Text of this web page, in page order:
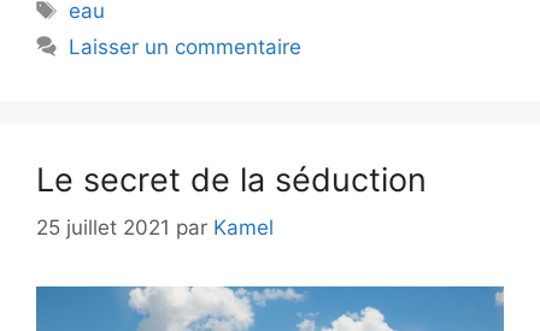
Étiquettes
eau
Laisser un commentaire
Le secret de la séduction
25 juillet 2021 par Kamel